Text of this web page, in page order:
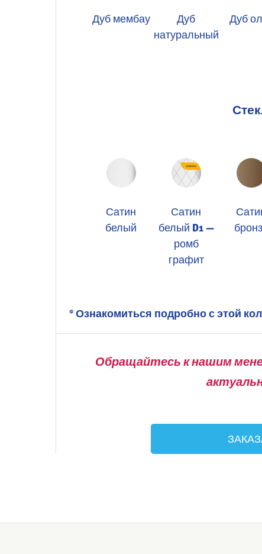
Дуб мембау
Дуб
натуральный
Дуб
Сатин
белый
Сатин
белый D1 —
ромб
графит
* Ознакомиться подробно с этой
Обращайтесь к нашим